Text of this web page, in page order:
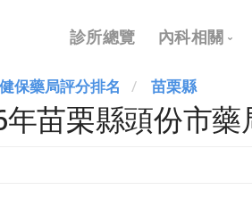
Main
navigation
診所總覽 內科相關
內科
兒科
保藥局評分排名 苗栗縣
年苗栗縣頭份市